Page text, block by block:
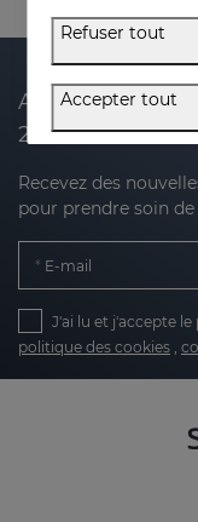
Abonnez-vous
20 % de
Recevez des
pour prendre soin
E-mail
J'ai lu et j'accepte le
politique des cookies ,
Refuser tout
Accepter tout